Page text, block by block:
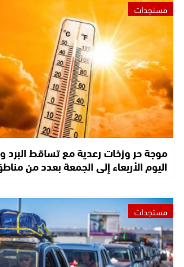
مستجدات
موجة حر وزخات رعدية مع تساقط البرد
اليوم الأربعاء إلى الجمعة بعدد من
مستجدات